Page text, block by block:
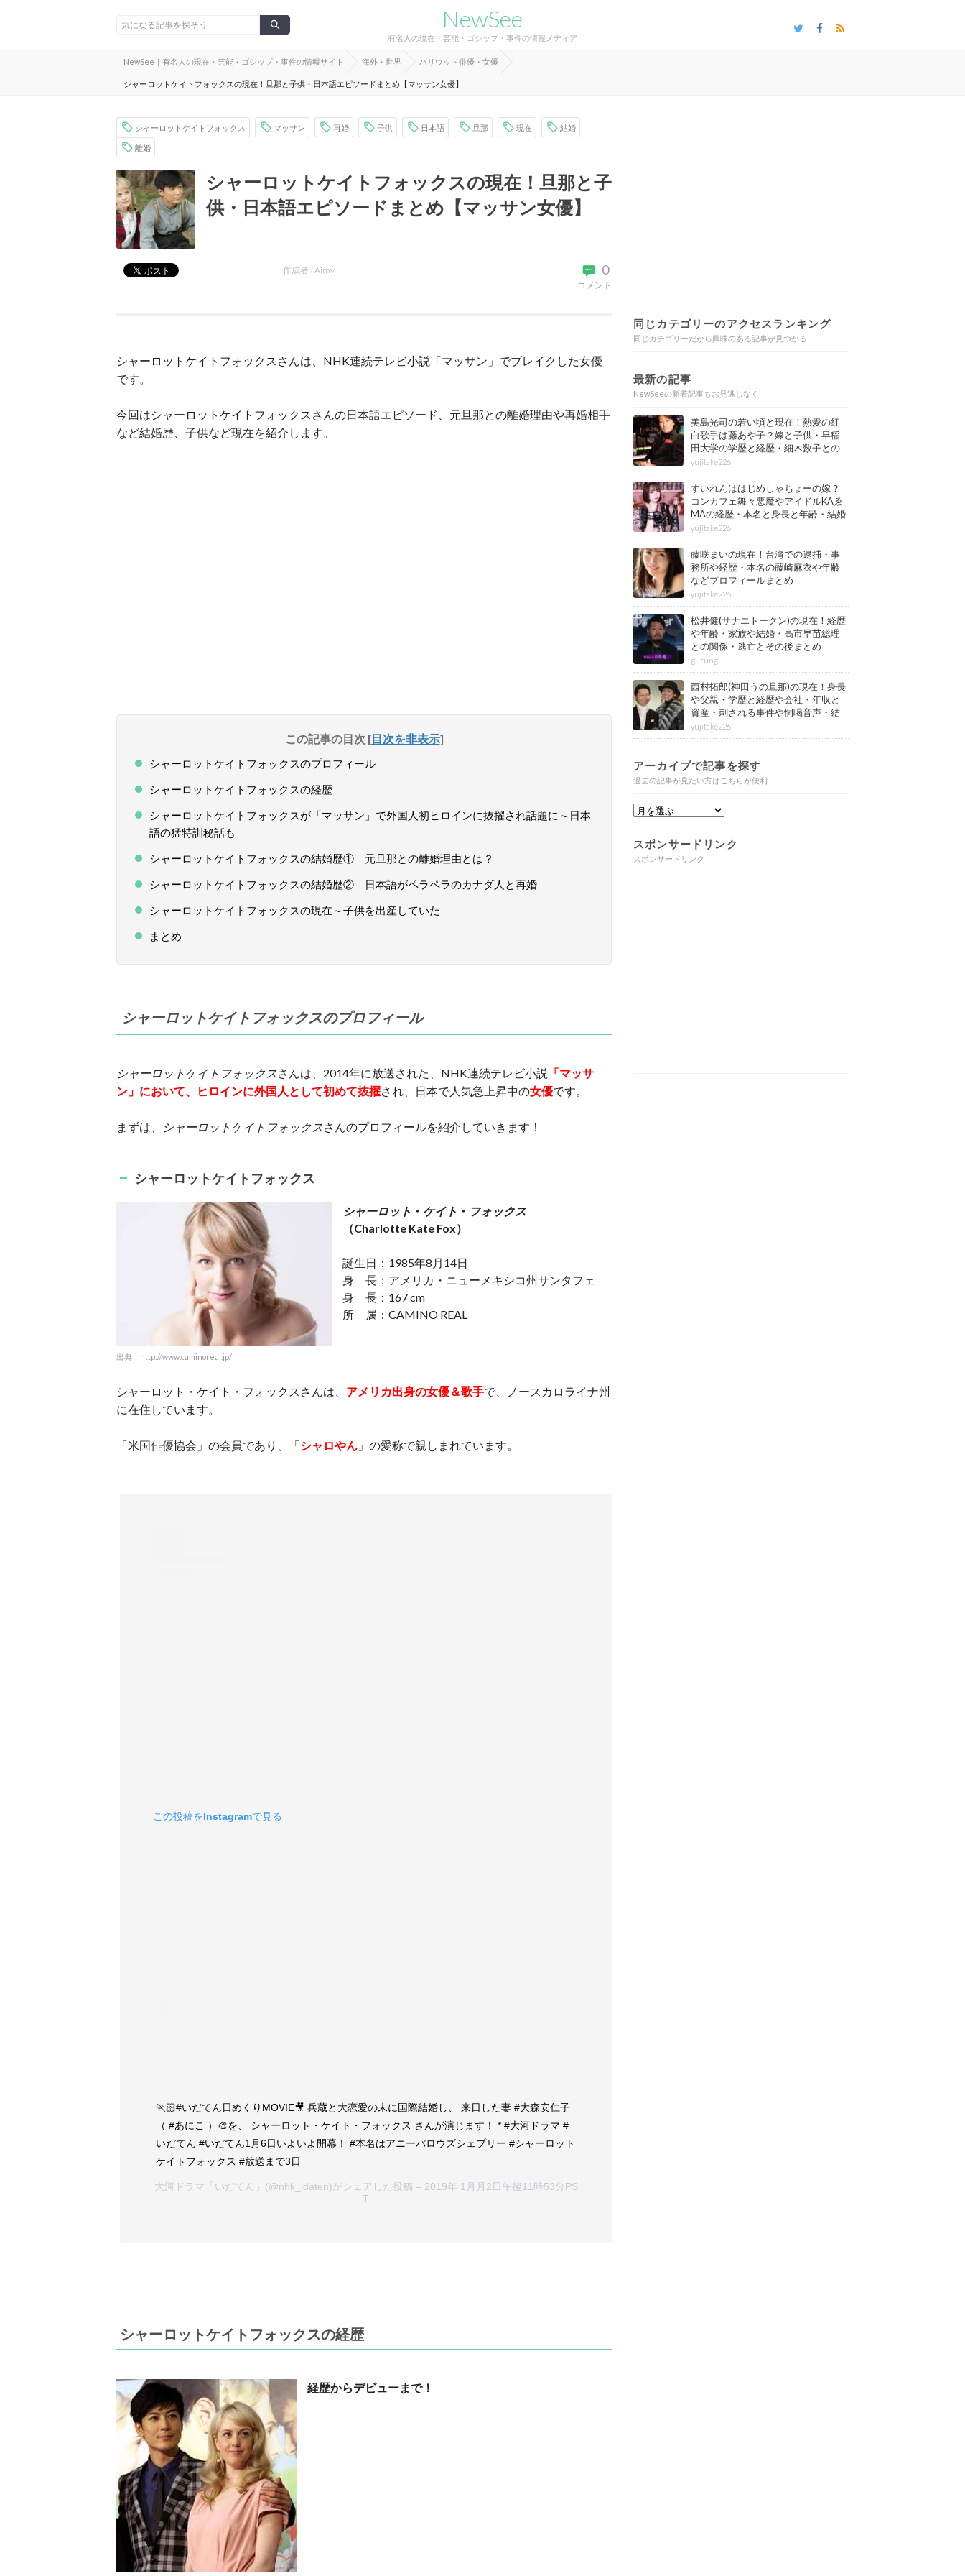
NewSee
有名人の現在・芸能・ゴシップ・事件の情報メディア
NewSee｜有名人の現在・芸能・ゴシップ・事件の情報サイト 海外・世界 ハリウッド俳優・女優
シャーロットケイトフォックスの現在！旦那と子供・日本語エピソードまとめ【マッサン女優】
シャーロットケイトフォックス マッサン 再婚 子供 日本語 旦那 現在 結婚
離婚
シャーロットケイトフォックスの現在！旦那と子
供・日本語エピソードまとめ【マッサン女優】
0
コメント
作成者 /Aimy
シャーロットケイトフォックスさんは、NHK連続テレビ小説「マッサン」でブレイクした女優
です。
今回はシャーロットケイトフォックスさんの日本語エピソード、元旦那との離婚理由や再婚相手
など結婚歴、子供など現在を紹介します。
この記事の目次 [目次を非表示]
シャーロットケイトフォックスのプロフィール
シャーロットケイトフォックスの経歴
シャーロットケイトフォックスが「マッサン」で外国人初ヒロインに抜擢され話題に～日本
語の猛特訓秘話も
シャーロットケイトフォックスの結婚歴① 元旦那との離婚理由とは？
シャーロットケイトフォックスの結婚歴② 日本語がペラペラのカナダ人と再婚
シャーロットケイトフォックスの現在～子供を出産していた
まとめ
シャーロットケイトフォックスのプロフィール
シャーロット ケイトフォックスさんは、2014年に放送された、NHK連続テレビ小説 「マッサ
ン」において、ヒロインに外国人として初めて抜擢され、日本で人気急上昇中の女優です。
まずは、 シャーロット ケイトフォックスさんのプロフィールを紹介していきます！
シャーロットケイトフォックス
出典： http://www.caminoreal.jp/
シャーロット ・ ケイト ・ フォックス
（Charlotte Kate Fox）
誕生日：1985年8月14日
身 長：アメリカ・ニューメキシコ州サンタフェ
身 長：167 cm
所 属：CAMINO REAL
シャーロット・ケイト・フォックスさんは、 アメリカ出身の女優＆歌手で、ノースカロライナ州
に在住しています。
「米国俳優協会」の会員であり、「シャロやん 」の愛称で親しまれています。
この投稿をInstagramで見る
🏃🏻‍#いだてん日めくりMOVIE🎥 兵蔵と大恋愛の末に国際結婚し、 来日した妻 #大森安仁子
（ #あにこ ）🎨を、 シャーロット・ケイト・フォックス さんが演じます！ * #大河ドラマ #
いだてん #いだてん1月6日いよいよ開幕！ #本名はアニーバロウズシェプリー #シャーロット
ケイトフォックス #放送まで3日
大河ドラマ「いだてん」 (@nhk_idaten)がシェアした投稿 – 2019年 1月月2日午後11時53分PS
T
シャーロットケイトフォックスの経歴
経歴からデビューまで！
同じカテゴリーのアクセスランキング
同じカテゴリーだから興味のある記事が見つかる！
最新の記事
NewSeeの新着記事もお見逃しなく
美島光司の若い頃と現在！熱愛の紅
白歌手は藤あや子？嫁と子供・早稲
田大学の学歴と経歴・細木数子との
確執もまとめ
yujitake226
すいれんははじめしゃちょーの嫁？
コンカフェ舞々悪魔やアイドルKAゑ
MAの経歴・本名と身長と年齢・結婚
情報もまとめ
yujitake226
藤咲まいの現在！台湾での逮捕・事
務所や経歴・本名の藤崎麻衣や年齢
などプロフィールまとめ
yujitake226
松井健(サナエトークン)の現在！経歴
や年齢・家族や結婚・高市早苗総理
との関係・逃亡とその後まとめ
gurung
西村拓郎(神田うの旦那)の現在！身長
や父親・学歴と経歴や会社・年収と
資産・刺される事件や恫喝音声・結
婚と子供や自宅・脳梗塞の病気もま
とめ
yujitake226
アーカイブで記事を探す
過去の記事が見たい方はこちらが便利
スポンサードリンク
スポンサードリンク